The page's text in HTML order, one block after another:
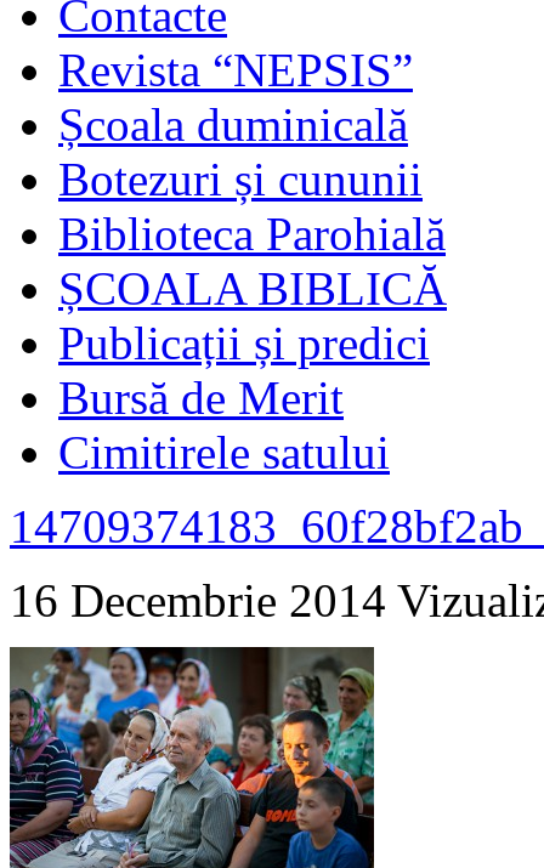
Contacte
Revista “NEPSIS”
Școala duminicală
Botezuri și cununii
Biblioteca Parohială
ȘCOALA BIBLICĂ
Publicații și predici
Bursă de Merit
Cimitirele satului
16 Decembrie 2014